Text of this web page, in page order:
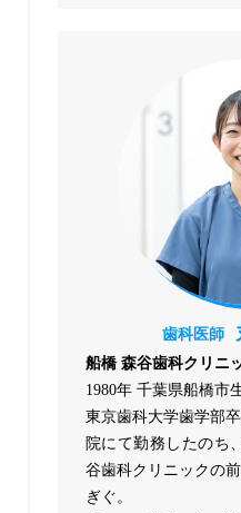
歯科医師
船橋 森谷歯科クリニ
1980年 千葉県船橋市
東京歯科大学歯学部
院にて勤務したのち
谷歯科クリニックの
ぎぐ。